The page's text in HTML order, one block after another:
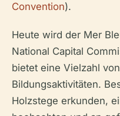
Convention).
Heute wird der Mer
National Capital
bietet eine Vielzahl
Bildungsaktivitäten.
Holzstege erkunden,